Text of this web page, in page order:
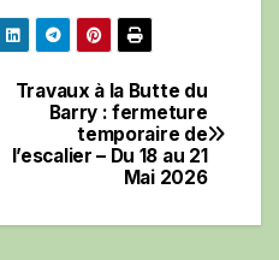
Travaux à la Butte du
Barry : fermeture
temporaire de
l’escalier – Du 18 au 21
Mai 2026